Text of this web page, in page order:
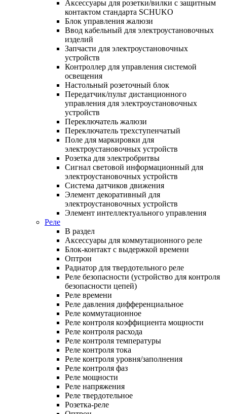
Аксессуары для розетки/вилки с защитным
контактом стандарта SCHUKO
Блок управления жалюзи
Ввод кабельный для электроустановочных
изделий
Запчасти для электроустановочных
устройств
Контроллер для управления системой
освещения
Настольный розеточный блок
Передатчик/пульт дистанционного
управления для электроустановочных
устройств
Переключатель жалюзи
Переключатель трехступенчатый
Поле для маркировки для
электроустановочных устройств
Розетка для электробритвы
Сигнал световой информационный для
электроустановочных устройств
Система датчиков движения
Элемент декоративный для
электроустановочных устройств
Элемент интеллектуального управления
Реле
В раздел
Аксессуары для коммутационного реле
Блок-контакт с выдержкой времени
Оптрон
Радиатор для твердотельного реле
Реле безопасности (устройство для контроля
безопасности цепей)
Реле времени
Реле давления дифференциальное
Реле коммутационное
Реле контроля коэффициента мощности
Реле контроля расхода
Реле контроля температуры
Реле контроля тока
Реле контроля уровня/заполнения
Реле контроля фаз
Реле мощности
Реле напряжения
Реле твердотельное
Розетка-реле